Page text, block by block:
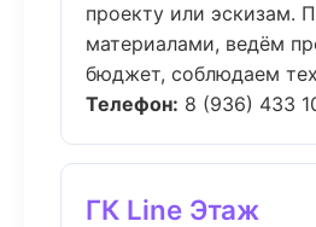
проекту или эскизам.
материалами, ведём
бюджет, соблюдаем
Телефон: 8 (936) 433
ГК Line Этаж